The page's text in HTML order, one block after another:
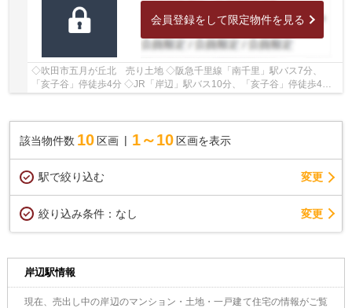
会員登録をして限定物件を見る
◇吹田市五月が丘北 売り土地 ◇阪急千里線「南千里」駅バス7分、
「亥子谷」停徒歩4分 ◇JR「岸辺」駅バス10分、「亥子谷」停徒歩4分
◇建築条件がございませんので、お好きなハウスメー...
該当物件数 10 区画 1～10 区画を表示
駅で絞り込む 変更
絞り込み条件： なし 変更
岸辺駅情報
現在、売出し中の岸辺のマンション・土地・一戸建て住宅の情報がご覧